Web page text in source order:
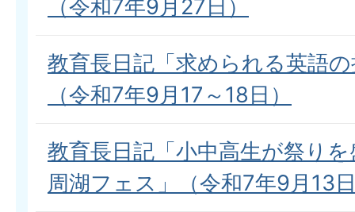
（令和7年9月27日）
教育長日記「求められる英語
（令和7年9月17～18日）
教育長日記「小中高生が祭り
周湖フェス」（令和7年9月13